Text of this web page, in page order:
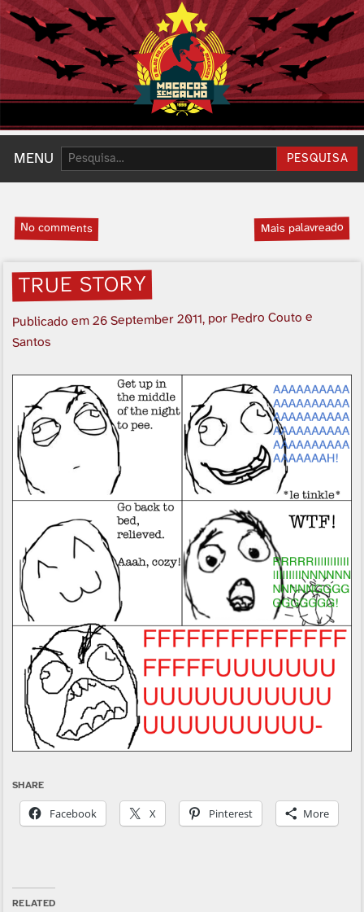
MENU Pesquisar: PESQUISA
No comments Mais palavreado
TRUE STORY
Publicado em 26 September 2011, por Pedro Couto e
Santos
SHARE
Facebook X Pinterest More
RELATED